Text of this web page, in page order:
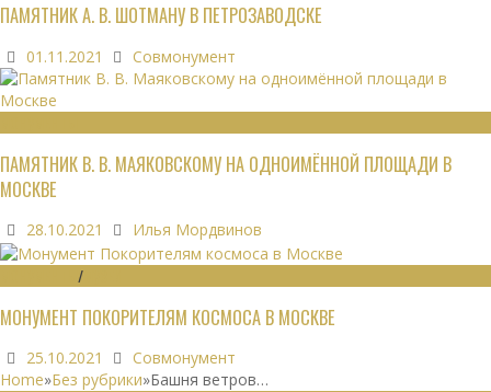
ПАМЯТНИК А. В. ШОТМАНУ В ПЕТРОЗАВОДСКЕ
01.11.2021 Совмонумент
ПАМЯТНИК В. В. МАЯКОВСКОМУ НА ОДНОИМЁННОЙ ПЛОЩАДИ В
МОСКВЕ
28.10.2021 Илья Мордвинов
/
МОНУМЕНТ ПОКОРИТЕЛЯМ КОСМОСА В МОСКВЕ
25.10.2021
Совмонумент
Home»Без рубрики»Башня ветров…